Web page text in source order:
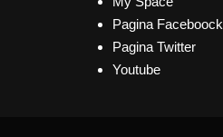
Pagina Faceboock
Pagina Twitter
Youtube